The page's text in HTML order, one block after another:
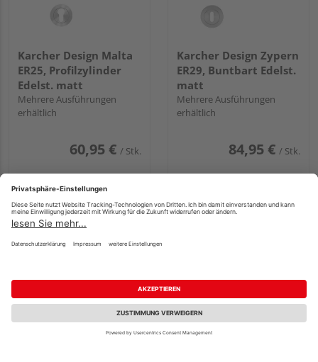
Karcher Design Malta
ER25, Profilzylinder
Edelst. matt
Mehrere Ausführungen
erhältlich
60,95 € / Stk.
Karcher Design Zypern
ER29, Buntbart Edelst.
matt
Mehrere Ausführungen
erhältlich
84,95 € / Stk.
Karcher Design Rhodos
KD Comfort by